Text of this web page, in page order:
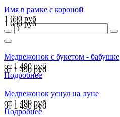
Имя в рамке с короной
1 690 руб
1 690 руб
Медвежонок с букетом - бабушке
от 1 490 руб
от 1 490 руб
Подробнее
Медвежонок уснул на луне
от 1 490 руб
от 1 490 руб
Подробнее